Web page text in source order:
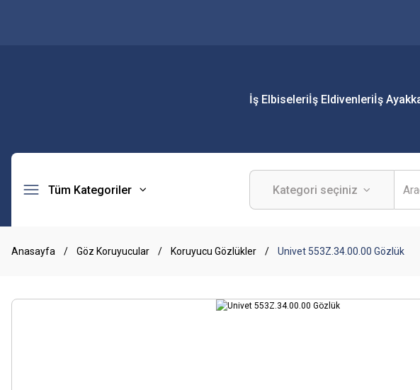
İş Elbiseleriİş Eldivenleriİş
Tüm Kategoriler
Anasayfa Göz Koruyucular Koruyucu Gözlükler Univet 553Z.34.00.00 Gözlük